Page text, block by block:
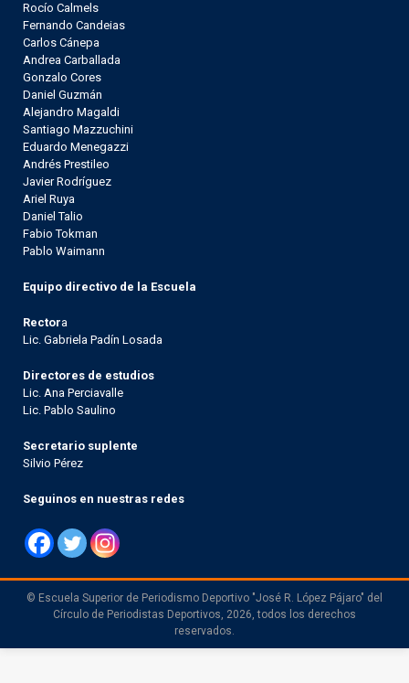
Rocío Calmels
Fernando Candeias
Carlos Cánepa
Andrea Carballada
Gonzalo Cores
Daniel Guzmán
Alejandro Magaldi
Santiago Mazzuchini
Eduardo Menegazzi
Andrés Prestileo
Javier Rodríguez
Ariel Ruya
Daniel Talio
Fabio Tokman
Pablo Waimann
Equipo directivo de la Escuela
Rectora
Lic. Gabriela Padín Losada
Directores de estudios
Lic. Ana Perciavalle
Lic. Pablo Saulino
Secretario suplente
Silvio Pérez
Seguinos en nuestras redes
© Escuela Superior de Periodismo Deportivo "José R. López Pájaro" del
Círculo de Periodistas Deportivos, 2026, todos los derechos
reservados.